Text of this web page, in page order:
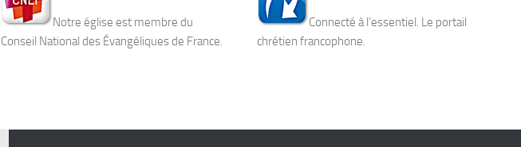
Notre église est membre du
Conseil National des Évangéliques de France.
Connecté à l’essentiel. Le portail
chrétien francophone.